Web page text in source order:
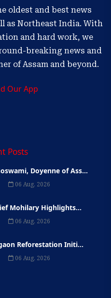
oldest and best news
as Northeast India. With
and hard work, we
breaking news and
of Assam and beyond.
Our App
Posts
Doyenne of Ass...
06 Aug, 2026
Mohilary Highlights...
06 Aug, 2026
Reforestation Initi...
06 Aug, 2026